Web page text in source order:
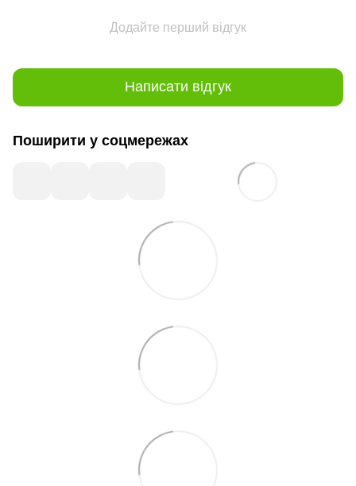
Додайте перший відгук
Написати відгук
Поширити у соцмережах